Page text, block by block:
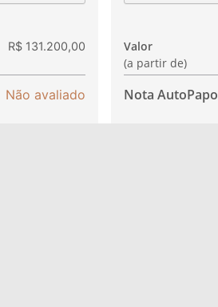
R$ 131.200,00
Não avaliado
Valor
(a partir de)
Nota AutoPapo